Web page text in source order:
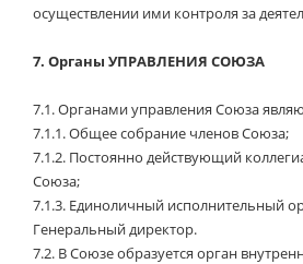
осуществлении ими контроля за
7. Органы УПРАВЛЕНИЯ СОЮЗА
7.1.Органами управления Союза
7.1.1.Общее собрание членов Союза;
7.1.2. Постоянно действующий
Союза;
7.1.3. Единоличный исполнительный
Генеральный директор.
7.2. В Союзе образуется орган